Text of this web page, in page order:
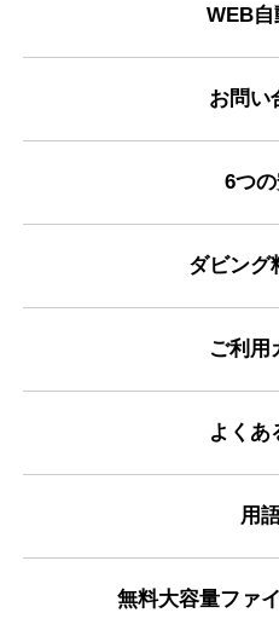
WEB自
お問い
6つ
ダビング
ご利用
よくあ
用
無料大容量ファ